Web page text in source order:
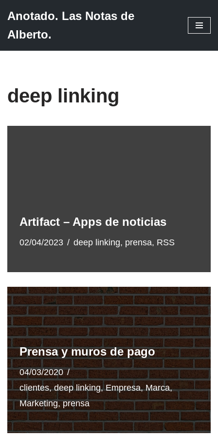
Saltar
Anotado. Las Notas de
Alberto.
deep linking
Artifact – Apps de noticias
02/04/2023 deep linking, prensa, RSS
Prensa y muros de pago
04/03/2020
clientes,deep linking,Empresa,Marca,
Marketing,prensa